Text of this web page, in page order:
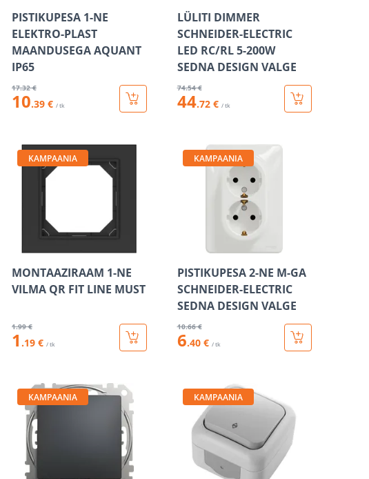
PISTIKUPESA 1-NE
ELEKTRO-PLAST
MAANDUSEGA AQUANT
IP65
17.32 €
10.39 € / tk
LÜLITI DIMMER
SCHNEIDER-ELECTRIC
LED RC/RL 5-200W
SEDNA DESIGN VALGE
74.54 €
44.72 € / tk
KAMPAANIA
MONTAAZIRAAM 1-NE
VILMA QR FIT LINE MUST
1.99 €
1 .19 € / tk
KAMPAANIA
PISTIKUPESA 2-NE M-GA
SCHNEIDER-ELECTRIC
SEDNA DESIGN VALGE
10.66 €
6.40 € / tk
KAMPAANIA KAMPAANIA